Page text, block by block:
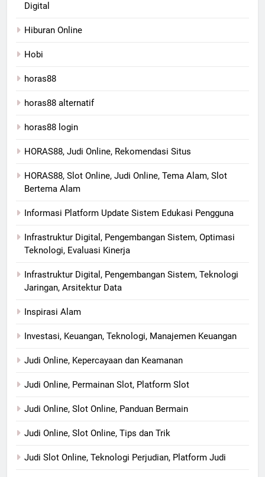
Digital
Hiburan Online
Hobi
horas88
horas88 alternatif
horas88 login
HORAS88, Judi Online, Rekomendasi Situs
HORAS88, Slot Online, Judi Online, Tema Alam, Slot
Bertema Alam
Informasi Platform Update Sistem Edukasi Pengguna
Infrastruktur Digital, Pengembangan Sistem, Optimasi
Teknologi, Evaluasi Kinerja
Infrastruktur Digital, Pengembangan Sistem, Teknologi
Jaringan, Arsitektur Data
Inspirasi Alam
Investasi, Keuangan, Teknologi, Manajemen Keuangan
Judi Online, Kepercayaan dan Keamanan
Judi Online, Permainan Slot, Platform Slot
Judi Online, Slot Online, Panduan Bermain
Judi Online, Slot Online, Tips dan Trik
Judi Slot Online, Teknologi Perjudian, Platform Judi